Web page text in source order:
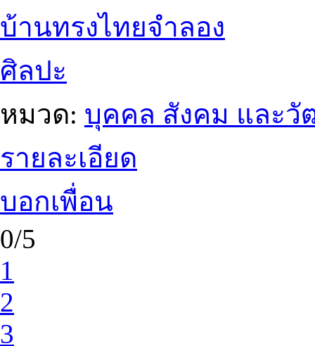
บ้านทรงไทยจำลอง
ศิลปะ
หมวด: บุคคล สังคม และวั
รายละเอียด
บอกเพื่อน
0/5
1
2
3